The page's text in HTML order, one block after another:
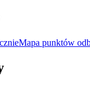
Mapa punktów